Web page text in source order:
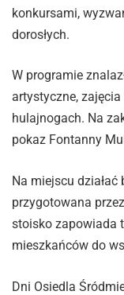
konkursami,
dorosłych.
W programie
artystyczne,
hulajnogach. Na
pokaz Fontanny
Na miejscu
przygotowana
stoisko zapowiada
mieszkańców do
Dni Osiedla